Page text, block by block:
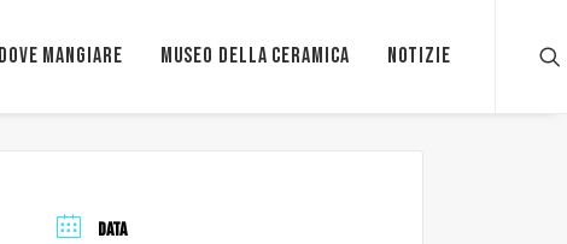
Dove mangiare Museo della ceramica Notizie
DATA